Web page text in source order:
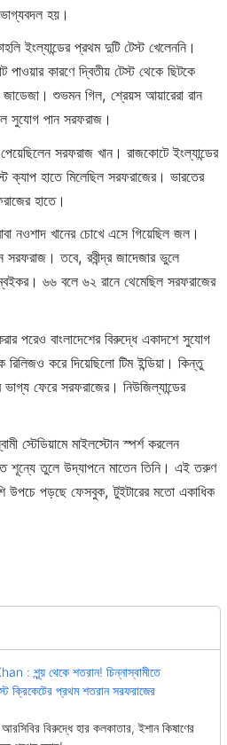
হয়।
ইংল্যান্ডের প্রথম দুটি টেস্ট খেলেননি।
পাওয়ার কারণে দ্বিতীয় টেস্ট থেকে ছিটকে
জাডেজা। শুভমন গিল, শ্রেয়স আয়ারেরা রান
সুযোগ পান সরফরাজ।
সরফরাজ খান। রাজকোটে ইংল্যান্ডের
ক্যাপ হাতে মিলেছিল সরফরাজের। ভারতের
হাতে।
নওশাদ খানের চোখে এসে গিয়েছিল জল।
তবে, রবীন্দ্র জাদেজার ভুলে
৬৬ বলে ৬২ রানে থেমেছিল সরফরাজের
পরেও বাংলাদেশের বিরুদ্ধে একাদশে সুযোগ
রিলিজও করে দিয়েছিলো টিম ইন্ডিয়া। কিন্তু
ফেরে সরফরাজের। নিউজিল্যান্ডের
স্টেডিয়ামে মাইলস্টোন স্পর্শ করলেন
শূন্যে তুলে উদ্‌যাপনে মাতেন তিনি। এই তরুণ
উপচে পড়ছে ফেসবুক, টুইটারের মতো একাধিক
: শূন্য় থেকে শতরান! চিন্নাস্বামীতে
ক্রিকেটের প্রথম শতরান সরফরাজের
বিরুদ্ধে হার কলকাতার, ইশান কিষাণের